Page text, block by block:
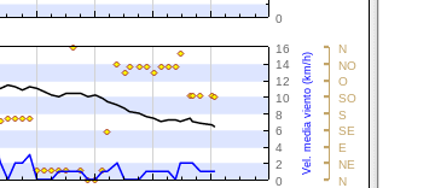
Vel. media viento (km/h)
0
0
2
4
6
8
10
12
14
16
N
NE
E
SE
S
SO
O
NO
N